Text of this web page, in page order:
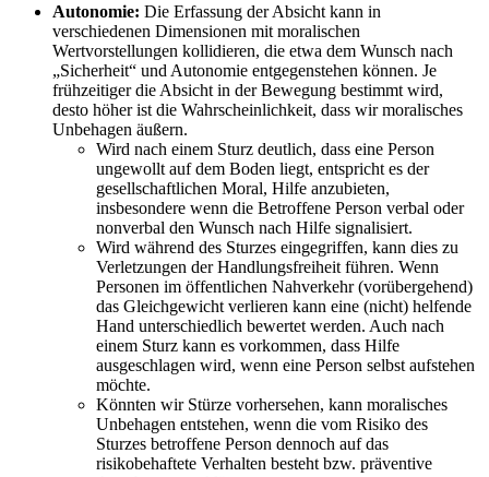
Autonomie: Die Erfassung der Absicht kann in
verschiedenen Dimensionen mit moralischen
Wertvorstellungen kollidieren, die etwa dem Wunsch nach
„Sicherheit“ und Autonomie entgegenstehen können. Je
frühzeitiger die Absicht in der Bewegung bestimmt wird,
desto höher ist die Wahrscheinlichkeit, dass wir moralisches
Unbehagen äußern.
Wird nach einem Sturz deutlich, dass eine Person
ungewollt auf dem Boden liegt, entspricht es der
gesellschaftlichen Moral, Hilfe anzubieten,
insbesondere wenn die Betroffene Person verbal oder
nonverbal den Wunsch nach Hilfe signalisiert.
Wird während des Sturzes eingegriffen, kann dies zu
Verletzungen der Handlungsfreiheit führen. Wenn
Personen im öffentlichen Nahverkehr (vorübergehend)
das Gleichgewicht verlieren kann eine (nicht) helfende
Hand unterschiedlich bewertet werden. Auch nach
einem Sturz kann es vorkommen, dass Hilfe
ausgeschlagen wird, wenn eine Person selbst aufstehen
möchte.
Könnten wir Stürze vorhersehen, kann moralisches
Unbehagen entstehen, wenn die vom Risiko des
Sturzes betroffene Person dennoch auf das
risikobehaftete Verhalten besteht bzw. präventive